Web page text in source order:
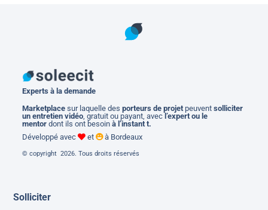
Experts à la demande
Marketplace sur laquelle desporteurs de projet peuventsolliciter
un entretien vidéo, gratuit ou payant, avec l’expert ou le
mentordont ils ont besoinà l’instant t.
Développé avec
et à Bordeaux
© copyright 2026. Tous droits réservés
Solliciter